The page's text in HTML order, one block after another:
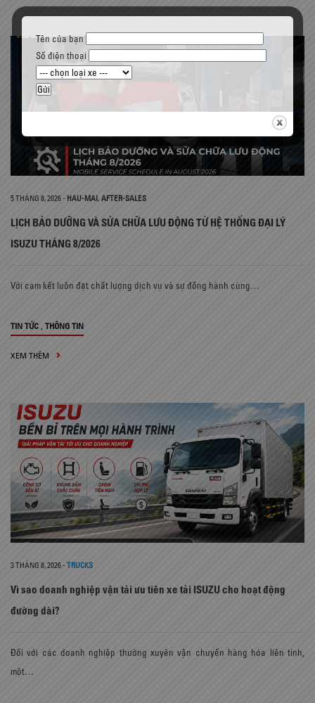
5 THÁNG 8, 2026- HAU-MAI, AFTER-SALES
LỊCH BẢO DƯỠNG VÀ SỬA CHỮA LƯU ĐỘNG TỪ HỆ THỐNG ĐẠI LÝ
ISUZU THÁNG 8/2026
Với cam kết luôn đặt chất lượng dịch vụ và sự đồng hành cùng…
TIN TỨC THÔNG TIN
XEM THÊM
3 THÁNG 8, 2026- TRUCKS
Vì sao doanh nghiệp vận tải ưu tiên xe tải ISUZU cho hoạt động
đường dài?
Đối với các doanh nghiệp thường xuyên vận chuyển hàng hóa liên tỉnh,
một…
Tên của bạn
Số điện thoại